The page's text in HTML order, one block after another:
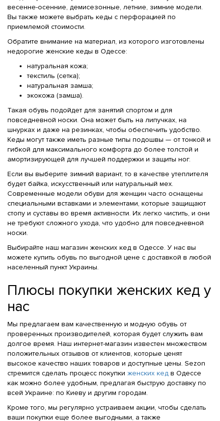
весенне-осенние, демисезонные, летние, зимние модели.
Вы также можете выбрать кеды с перфорацией по
приемлемой стоимости.
Обратите внимание на материал, из которого изготовлены
недорогие женские кеды в Одессе:
натуральная кожа;
текстиль (сетка);
натуральная замша;
экокожа (замша).
Такая обувь подойдет для занятий спортом и для
повседневной носки. Она может быть на липучках, на
шнурках и даже на резинках, чтобы обеспечить удобство.
Кеды могут также иметь разные типы подошвы — от тонкой и
гибкой для максимального комфорта до более толстой и
амортизирующей для лучшей поддержки и защиты ног.
Если вы выберите зимний вариант, то в качестве утеплителя
будет байка, искусственный или натуральный мех.
Современные модели обуви для женщин часто оснащены
специальными вставками и элементами, которые защищают
стопу и суставы во время активности. Их легко чистить, и они
не требуют сложного ухода, что удобно для повседневной
носки.
Выбирайте наш магазин женских кед в Одессе. У нас вы
можете купить обувь по выгодной цене с доставкой в любой
населенный пункт Украины.
Плюсы покупки женских кед у
нас
Мы предлагаем вам качественную и модную обувь от
проверенных производителей, которая будет служить вам
долгое время. Наш интернет-магазин известен множеством
положительных отзывов от клиентов, которые ценят
высокое качество наших товаров и доступные цены. Sezon
стремится сделать процесс покупки женских кед в Одессе
как можно более удобным, предлагая быструю доставку по
всей Украине: по Киеву и другим городам.
Кроме того, мы регулярно устраиваем акции, чтобы сделать
ваши покупки еще более выгодными, а также